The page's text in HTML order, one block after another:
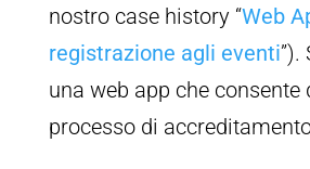
nostro case history “Web
registrazione agli eventi”).
una web app che consente
processo di